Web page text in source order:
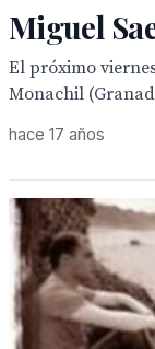
Miguel
El próximo
Monachil
hace 17 años